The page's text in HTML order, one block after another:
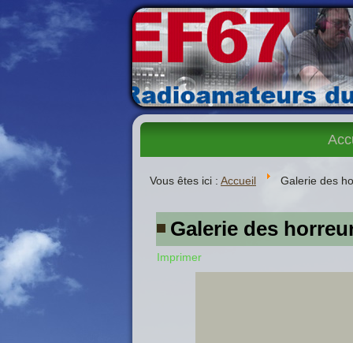
Vous êtes ici : Accueil Galerie des
Galerie des
Imprimer